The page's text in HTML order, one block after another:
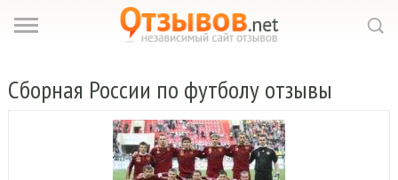
Сборная России по футболу отзывы